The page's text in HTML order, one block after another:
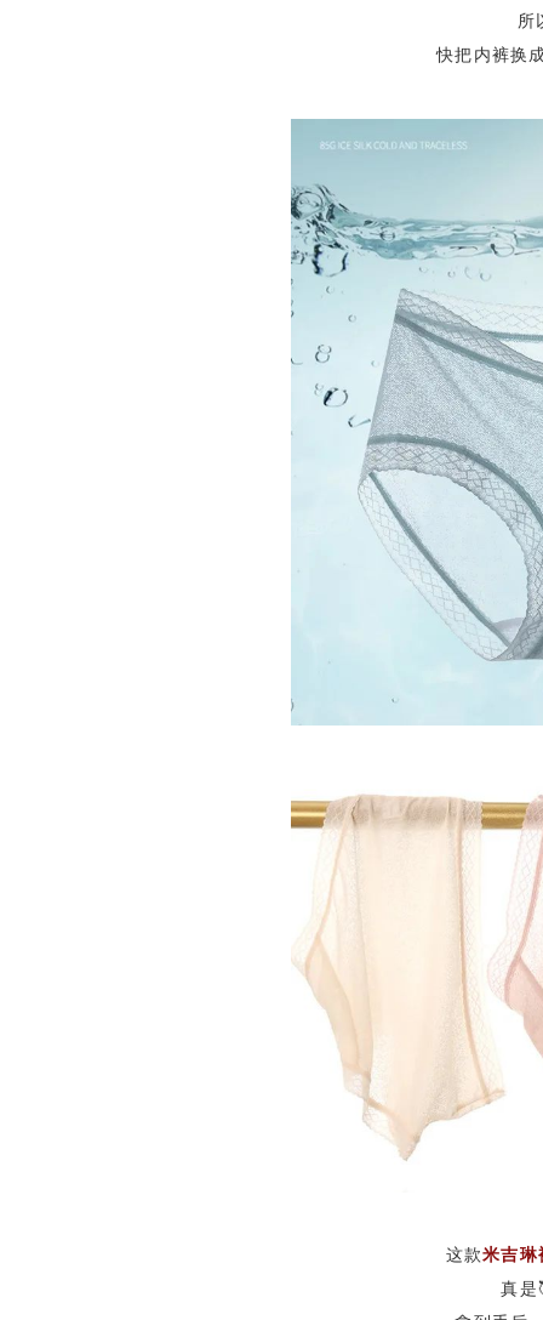
所
快把内裤换
这款米吉琳
真是